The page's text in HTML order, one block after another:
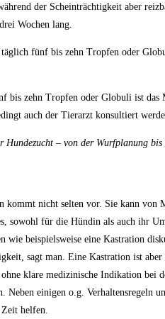
der Scheinträchtigkeit aber
Wochen lang.
fünf bis zehn Tropfen oder
bis zehn Tropfen oder Globuli ist das
auch der Tierarzt konsultiert
– von der Wurfplanung
kommt nicht selten vor. Sie kann
sowohl für die Hündin als auch ihr
wie beispielsweise eine Kastration
sagt man. Eine Kastration ist
klare medizinische Indikation bei
Neben einigen o.g. Verhaltensregeln
helfen.